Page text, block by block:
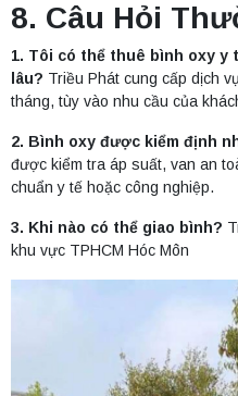
8. Câu Hỏi
1. Tôi có thể thuê bình oxy y
lâu? Triều Phát cung cấp dịch
tháng, tùy vào nhu cầu của
2. Bình oxy được kiểm định
được kiểm tra áp suất, van an
chuẩn y tế hoặc công nghiệp.
3. Khi nào có thể giao bình?
khu vực TPHCM Hóc Môn